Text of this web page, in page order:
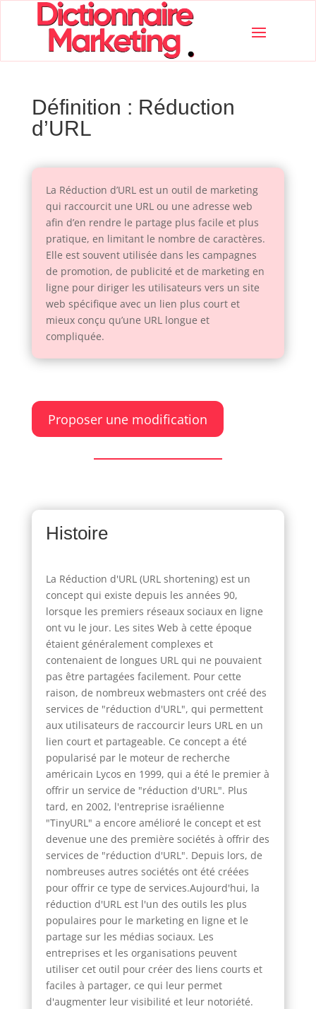
Définition : Réduction
d’URL
La Réduction d’URL est un outil de marketing
qui raccourcit une URL ou une adresse web
afin d’en rendre le partage plus facile et plus
pratique, en limitant le nombre de caractères.
Elle est souvent utilisée dans les campagnes
de promotion, de publicité et de marketing en
ligne pour diriger les utilisateurs vers un site
web spécifique avec un lien plus court et
mieux conçu qu’une URL longue et
compliquée.
Proposer une modification
Histoire
La Réduction d'URL (URL shortening) est un
concept qui existe depuis les années 90,
lorsque les premiers réseaux sociaux en ligne
ont vu le jour. Les sites Web à cette époque
étaient généralement complexes et
contenaient de longues URL qui ne pouvaient
pas être partagées facilement. Pour cette
raison, de nombreux webmasters ont créé des
services de "réduction d'URL", qui permettent
aux utilisateurs de raccourcir leurs URL en un
lien court et partageable. Ce concept a été
popularisé par le moteur de recherche
américain Lycos en 1999, qui a été le premier à
offrir un service de "réduction d'URL". Plus
tard, en 2002, l'entreprise israélienne
"TinyURL" a encore amélioré le concept et est
devenue une des première sociétés à offrir des
services de "réduction d'URL". Depuis lors, de
nombreuses autres sociétés ont été créées
pour offrir ce type de services.Aujourd'hui, la
réduction d'URL est l'un des outils les plus
populaires pour le marketing en ligne et le
partage sur les médias sociaux. Les
entreprises et les organisations peuvent
utiliser cet outil pour créer des liens courts et
faciles à partager, ce qui leur permet
d'augmenter leur visibilité et leur notoriété.